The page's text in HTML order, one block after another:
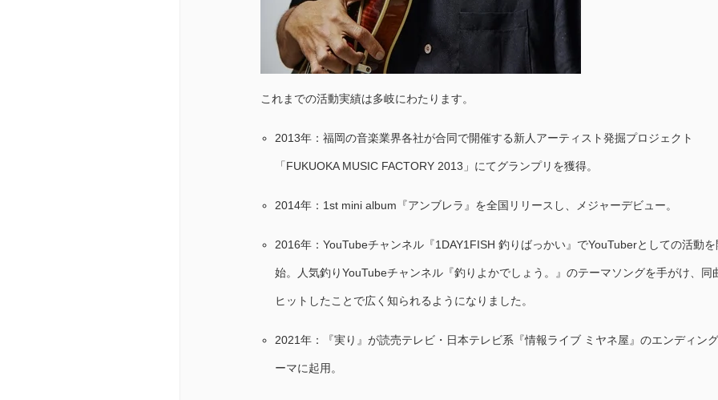
これまでの活動実績は多岐にわたります。
2013年：福岡の音楽業界各社が合同で開催する新人アーティスト発掘プロジェクト
「FUKUOKA MUSIC FACTORY 2013」にてグランプリを獲得。
2014年：1st mini album『アンブレラ』を全国リリースし、メジャーデビュー。
2016年：YouTubeチャンネル『1DAY1FISH 釣りばっかい』でYouTuberとしての活動を
始。人気釣りYouTubeチャンネル『釣りよかでしょう。』のテーマソングを手がけ、同
ヒットしたことで広く知られるようになりました。
2021年：『実り』が読売テレビ・日本テレビ系『情報ライブ ミヤネ屋』のエンディン
ーマに起用。